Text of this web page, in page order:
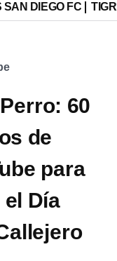
SAN DIEGO FC
60
de
para
Día